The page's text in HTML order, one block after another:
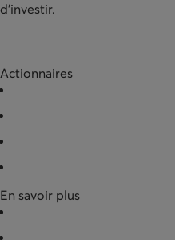
d’investir.
Actionnaires
En savoir plus